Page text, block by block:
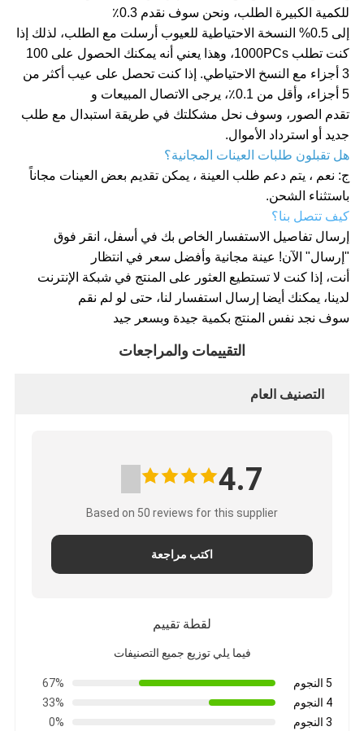
للكمية الكبيرة الطلب، ونحن سوف نقدم 0.3٪
إلى 0.5% النسخة الاحتياطية للعيوب أرسلت مع الطلب، لذلك إذا
كنت تطلب 1000PCs، وهذا يعني أنه يمكنك الحصول على 100
3 أجزاء مع النسخ الاحتياطي. إذا كنت تحصل على عيب أكثر من
5 أجزاء، وأقل من 0.1٪، يرجى الاتصال المبيعات و
تقدم الصور، وسوف نحل مشكلتك في طريقة استبدال مع طلب
جديد أو استرداد الأموال.
هل تقبلون طلبات العينات المجانية؟
ج: نعم ، يتم دعم طلب العينة ، يمكن تقديم بعض العينات مجاناً
باستثناء الشحن.
كيف تتصل بنا؟
إرسال تفاصيل الاستفسار الخاص بك في أسفل، انقر فوق
"إرسال" الآن! عينة مجانية وأفضل سعر في انتظار
أنت، إذا كنت لا تستطيع العثور على المنتج في شبكة الإنترنت
لدينا، يمكنك أيضا إرسال استفسار لنا، حتى لو لم نقم
سوف نجد نفس المنتج بكمية جيدة وبسعر جيد
التقييمات والمراجعات
التصنيف العام
4.7
Based on 50 reviews for this supplier
اكتب مراجعة
لقطة تقييم
فيما يلي توزيع جميع التصنيفات
5 النجوم
67%
4 النجوم
33%
3 النجوم
0%